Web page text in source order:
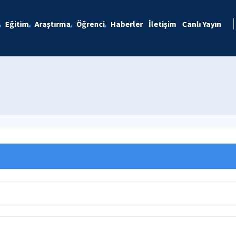
Eğitim Araştırma Öğrenci Haberler İletişim Canlı Yayın